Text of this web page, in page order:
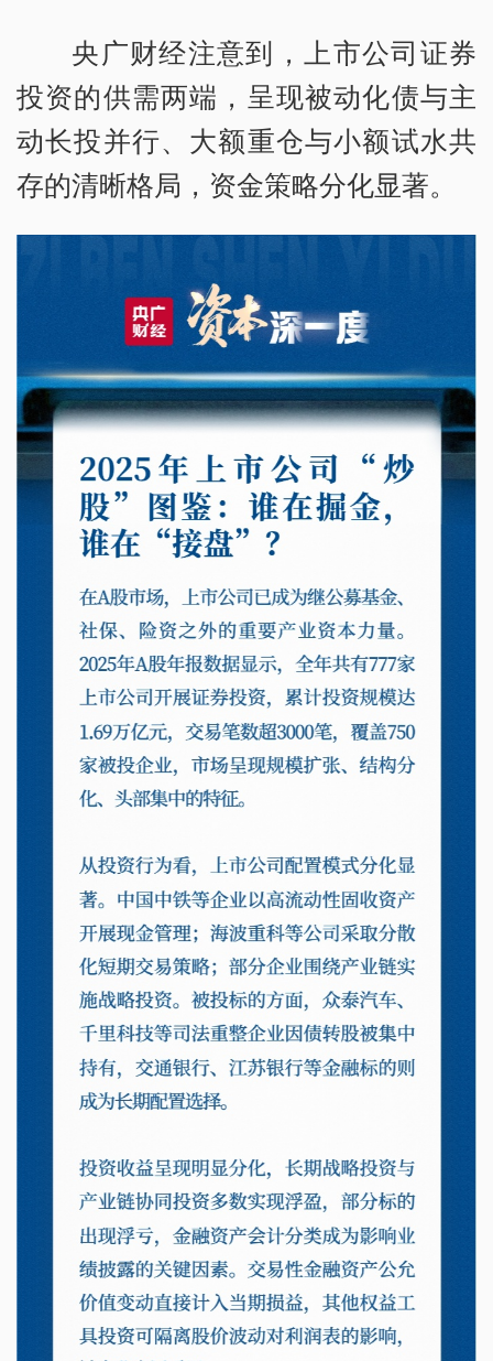
央广财经注意到，上市公司证券
投资的供需两端，呈现被动化债与主
动长投并行、大额重仓与小额试水共
存的清晰格局，资金策略分化显著。